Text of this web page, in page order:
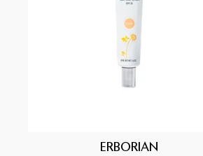
ERBORIAN